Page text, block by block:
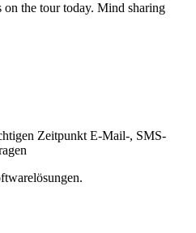
the tour today. Mind sharing
Zeitpunkt E-Mail-, SMS-